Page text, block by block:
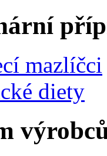
mazlíčci
diety